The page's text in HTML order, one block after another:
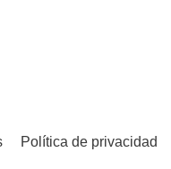
Política de privacidad